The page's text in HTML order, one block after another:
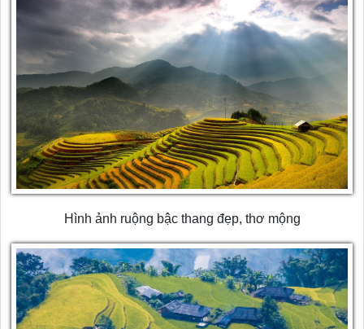
Hình ảnh ruộng bậc thang đẹp, thơ mộng